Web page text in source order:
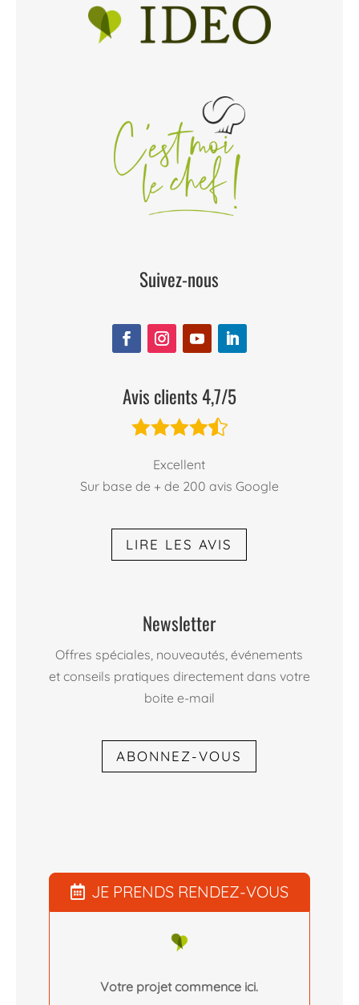
Suivez-nous
Avis clients 4,7/5

Excellent
Sur base de + de 200 avis Google
LIRE LES AVIS
Newsletter
Offres spéciales, nouveautés, événements
et conseils pratiques directement dans votre
boite e-mail
ABONNEZ-VOUS
JE PRENDS RENDEZ-VOUS
Votre projet commence ici.